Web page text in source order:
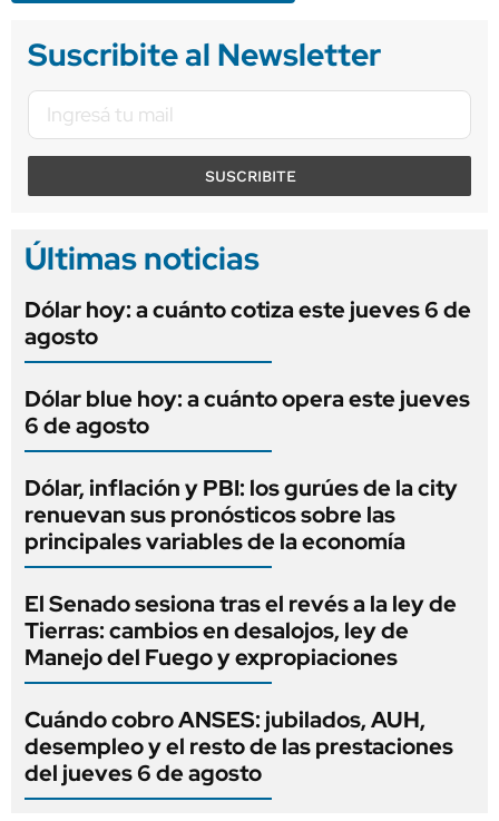
Suscribite al Newsletter
SUSCRIBITE
Últimas noticias
Dólar hoy: a cuánto cotiza este jueves 6 de
agosto
Dólar blue hoy: a cuánto opera este jueves
6 de agosto
Dólar, inflación y PBI: los gurúes de la city
renuevan sus pronósticos sobre las
principales variables de la economía
El Senado sesiona tras el revés a la ley de
Tierras: cambios en desalojos, ley de
Manejo del Fuego y expropiaciones
Cuándo cobro ANSES: jubilados, AUH,
desempleo y el resto de las prestaciones
del jueves 6 de agosto